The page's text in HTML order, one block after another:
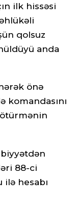
ilk hissəsi
qolsuz
anda
önə
komandasını
ötürmənin
88-ci
hesabı